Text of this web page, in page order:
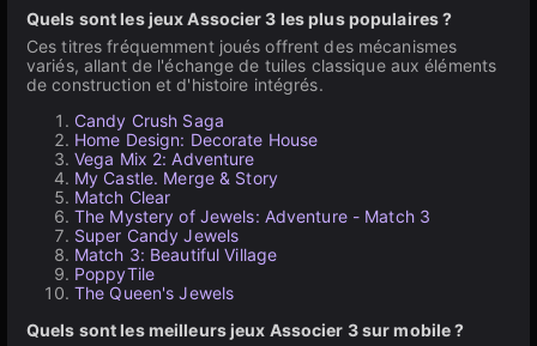
Quels sont les jeux Associer 3 les plus populaires ?
Ces titres fréquemment joués offrent des mécanismes
variés, allant de l'échange de tuiles classique aux éléments
de construction et d'histoire intégrés.
Candy Crush Saga
Home Design: Decorate House
Vega Mix 2: Adventure
My Castle. Merge & Story
Match Clear
The Mystery of Jewels: Adventure - Match 3
Super Candy Jewels
Match 3: Beautiful Village
PoppyTile
The Queen's Jewels
Quels sont les meilleurs jeux Associer 3 sur mobile ?